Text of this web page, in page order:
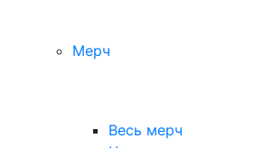
Мерч
Весь мерч